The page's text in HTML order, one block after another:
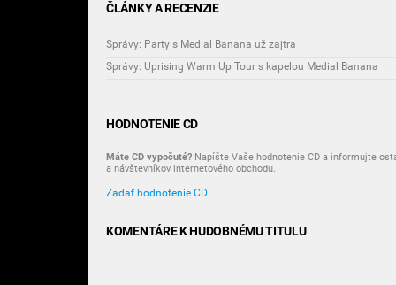
ČLÁNKY A RECENZIE
Správy: Party s Medial Banana už zajtra
Správy: Uprising Warm Up Tour s kapelou Medial Banana
HODNOTENIE CD
Máte CD vypočuté? Napíšte Vaše hodnotenie CD a informujte
a návštevníkov internetového obchodu.
Zadať hodnotenie CD
KOMENTÁRE K HUDOBNÉMU TITULU